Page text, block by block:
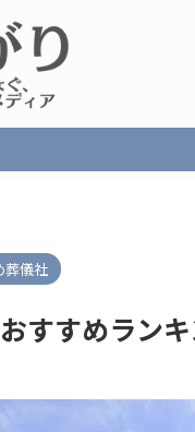
葬儀社
すすめラン